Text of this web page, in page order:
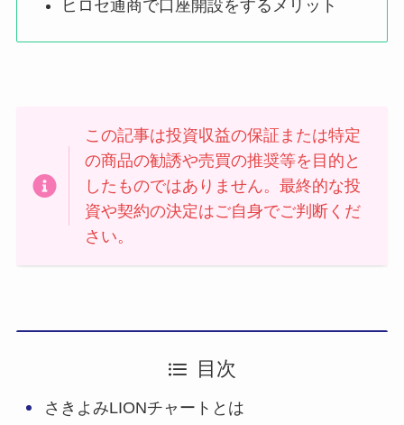
ヒロセ通商で口座開設をするメリット
この記事は投資収益の保証または特定
の商品の勧誘や売買の推奨等を目的と
したものではありません。最終的な投
資や契約の決定はご自身でご判断くだ
さい。
目次
さきよみLIONチャートとは